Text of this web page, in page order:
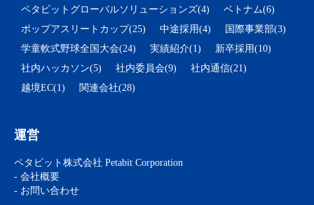
ペタビットグローバルソリューションズ(4)
ベトナム(6)
ポップアスリートカップ(25)
中途採用(4)
国際事業部(3)
学童軟式野球全国大会(24)
実績紹介(1)
新卒採用(10)
社内ハッカソン(5)
社内委員会(9)
社内通信(21)
越境EC(1)
関連会社(28)
運営
ペタビット株式会社 Petabit Corporation
- 会社概要
- お問い合わせ